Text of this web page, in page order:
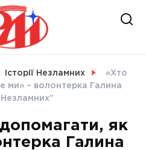
Історії Незламних
«Хто
ми» – волонтерка Галина
Незламних”
як
Галина